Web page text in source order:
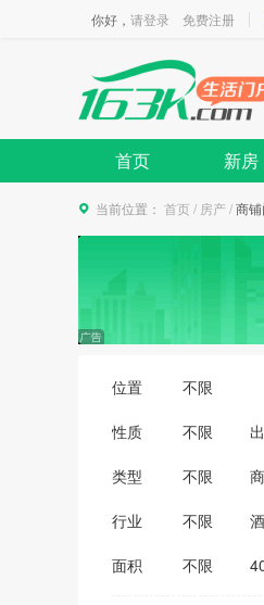
你好， 请登录 免费注册
首页 新房
当前位置： 首页 / 房产/商
位置 不限
性质 不限
类型 不限
行业 不限
医药保健
面积 不限